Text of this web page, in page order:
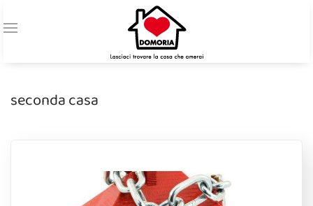
seconda casa